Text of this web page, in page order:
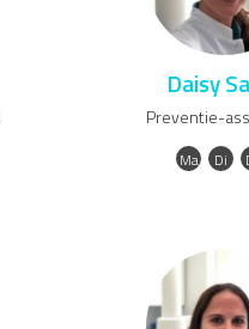
Daisy
Preventie-
Ma Di